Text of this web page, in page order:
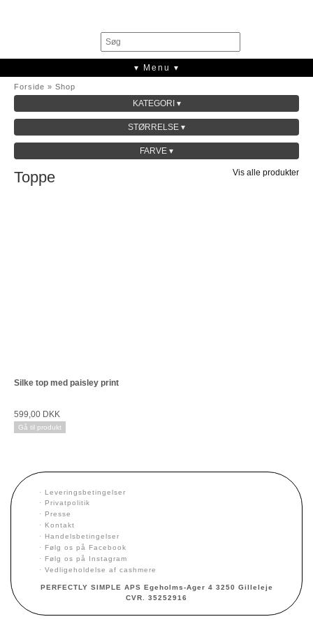
▾ Menu ▾
Forside » Shop
KATEGORI ▾
KOLLEKTION
STØRRELSE ▾
FARVE ▾
Vis alle produkter
Toppe
Silke top med paisley print
599,00 DKK
Gå til produkt
· Leveringsbetingelser
·
Privatpolitik
· Presse
· Kontakt
· Handelsbetingelser
· Følg os på Facebook
·
Følg os på Instagram
· Vedligeholdelse af cashmere
PERFECTLY SIMPLE APS Egeholms-Ager 4 3250 Gilleleje
CVR. 35252916